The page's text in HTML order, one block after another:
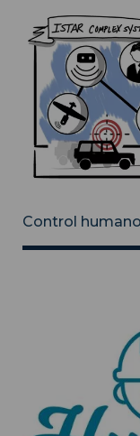
Control